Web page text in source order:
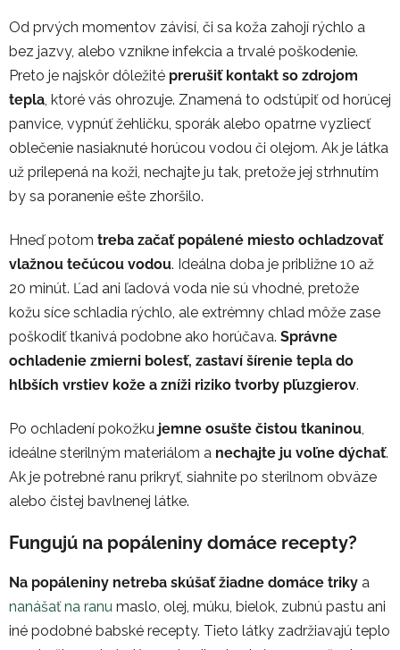
Od prvých momentov závisí, či sa koža zahojí rýchlo a
bez jazvy, alebo vznikne infekcia a trvalé poškodenie.
Preto je najskôr dôležité prerušiť kontakt so zdrojom
tepla, ktoré vás ohrozuje. Znamená to odstúpiť od horúcej
panvice, vypnúť žehličku, sporák alebo opatrne vyzliecť
oblečenie nasiaknuté horúcou vodou či olejom. Ak je látka
už prilepená na koži, nechajte ju tak, pretože jej strhnutím
by sa poranenie ešte zhoršilo.
Hneď potom treba začať popálené miesto ochladzovať
vlažnou tečúcou vodou. Ideálna doba je približne 10 až
20 minút. Ľad ani ľadová voda nie sú vhodné, pretože
kožu síce schladia rýchlo, ale extrémny chlad môže zase
poškodiť tkanivá podobne ako horúčava. Správne
ochladenie zmierni bolesť, zastaví šírenie tepla do
hlbších vrstiev kože a zníži riziko tvorby pľuzgierov.
Po ochladení pokožku jemne osušte čistou tkaninou,
ideálne sterilným materiálom a nechajte ju voľne dýchať.
Ak je potrebné ranu prikryť, siahnite po sterilnom obväze
alebo čistej bavlnenej látke.
Fungujú na popáleniny domáce recepty?
Na popáleniny netreba skúšať žiadne domáce triky a
nanášať na ranu maslo, olej, múku, bielok, zubnú pastu ani
iné podobné babské recepty. Tieto látky zadržiavajú teplo